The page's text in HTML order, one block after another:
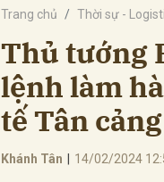
Trang chủ Thời sự -
Thủ tướng
lệnh làm
tế Tân
Khánh Tân 14/02/2024